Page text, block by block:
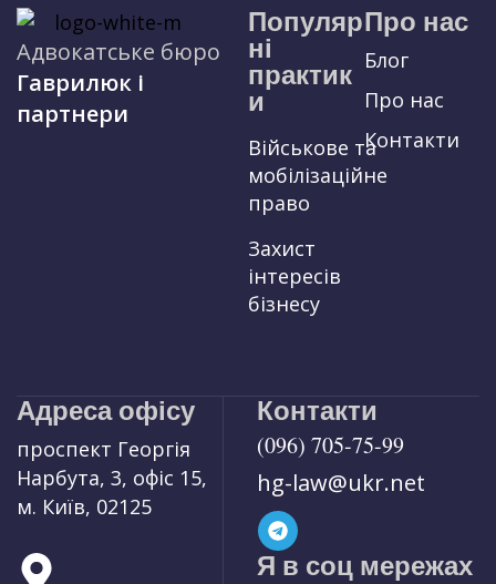
Адвокатське бюро
Гаврилюк і
партнери
Популяр
ні
практик
и
Військове та
мобілізаційне
право
Захист
інтересів
бізнесу
Про нас
Блог
Про нас
Контакти
Адреса офісу
проспект Георгія
Нарбута, 3, офіс 15,
м. Київ, 02125
Контакти
(096) 705-75-99
hg-law@ukr.net
Я в соц мережах